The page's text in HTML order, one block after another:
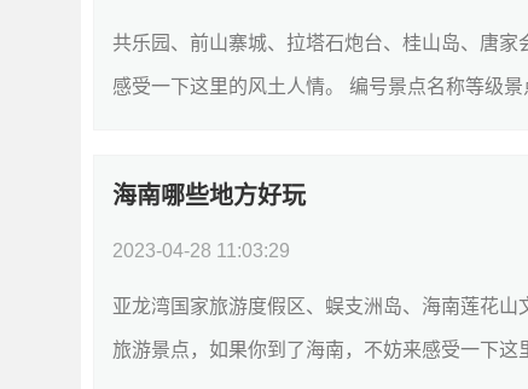
共乐园、前山寨城、拉塔石炮台、桂山岛、唐
感受一下这里的风土人情。 编号景点名称等级
海南哪些地方好玩
2023-04-28 11:03:29
亚龙湾国家旅游度假区、蜈支洲岛、海南莲花
旅游景点，如果你到了海南，不妨来感受一下